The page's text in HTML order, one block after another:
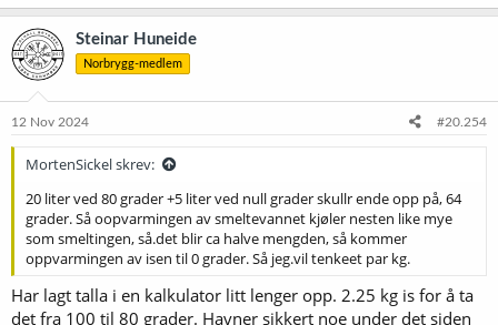
Steinar Huneide
Norbrygg-medlem
12 Nov 2024 #20.254
MortenSickel skrev:
20 liter ved 80 grader +5 liter ved null grader skullr ende opp på, 64
grader. Så oopvarmingen av smeltevannet kjøler nesten like mye
som smeltingen, så.det blir ca halve mengden, så kommer
oppvarmingen av isen til 0 grader. Så jeg.vil tenkeet par kg.
Har lagt talla i en kalkulator litt lenger opp. 2.25 kg is for å ta
det fra 100 til 80 grader. Havner sikkert noe under det siden